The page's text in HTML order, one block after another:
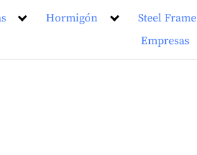
Hormigón
Steel Frame
Empresas